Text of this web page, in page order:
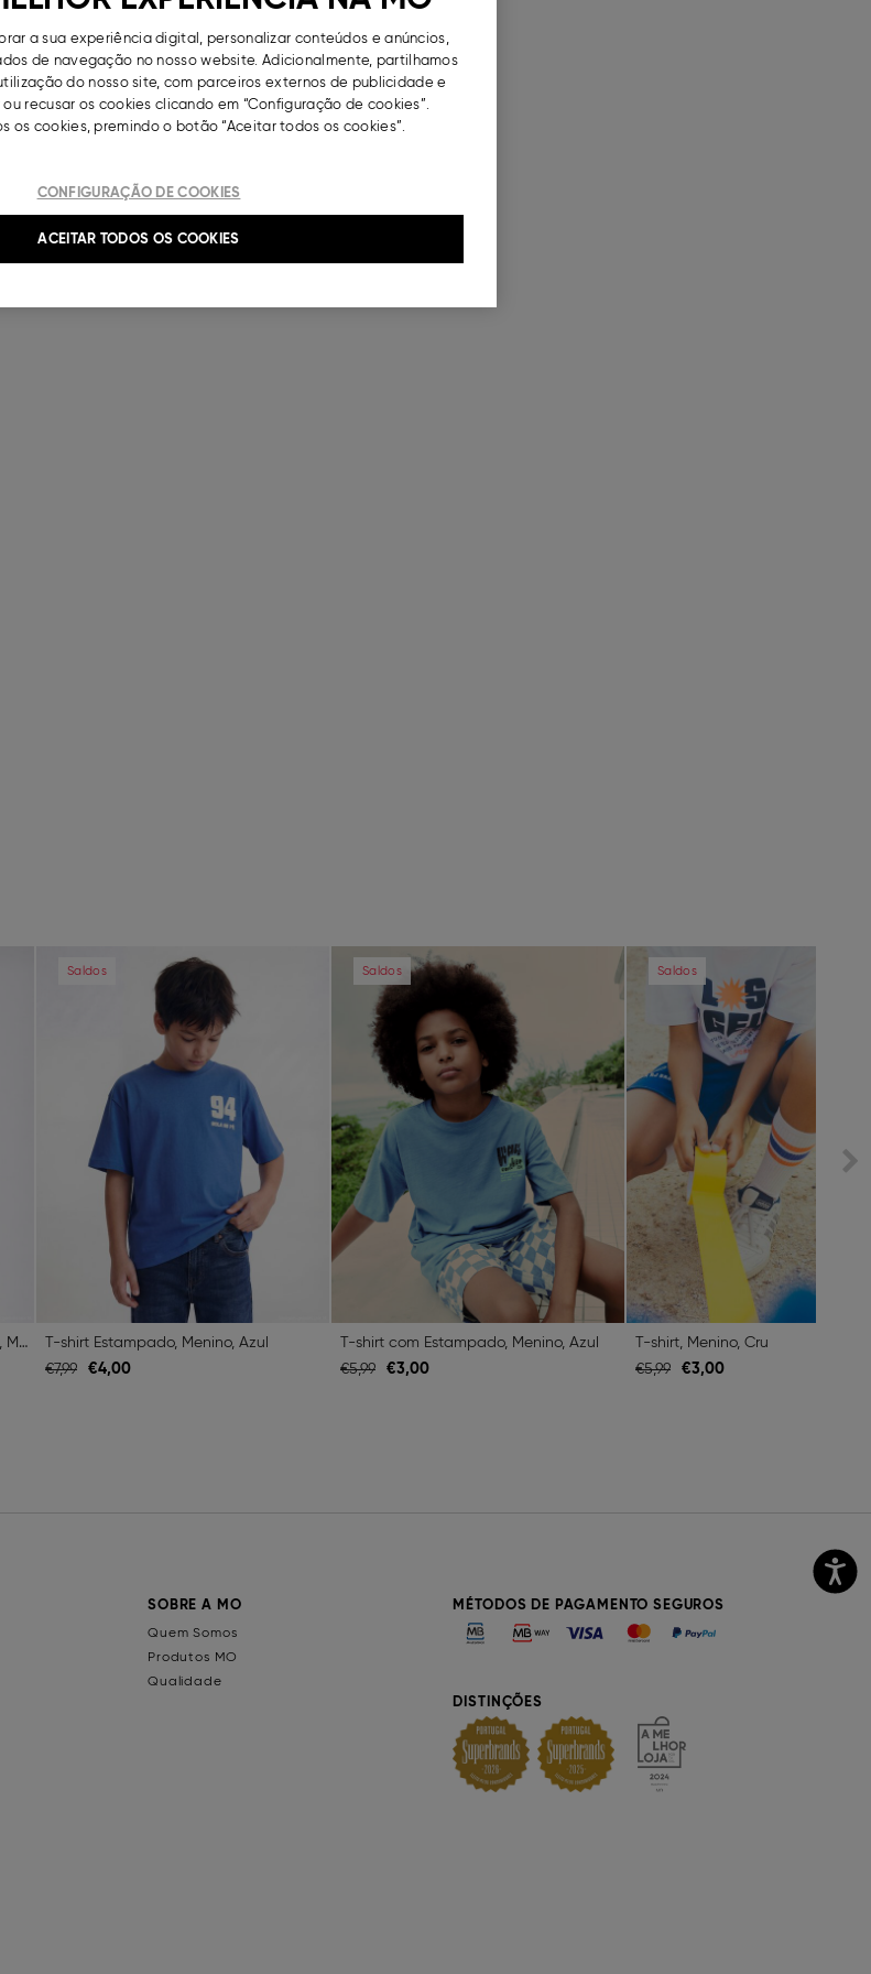
T-shirt Manga Comprida 'Minecraft', Menino, Branco
Saldos
T-shirt Estampado, Menino, Azul
€7,99 €4,00
Saldos
Previous Next
T-shirt com Estampado, Menino, Azul
€5,99 €3,00
Saldos
Previous
T-shirt, Menino, Cru
€5,99 €3,00
SOBRE A MO
Quem Somos
Produtos MO
Qualidade
MÉTODOS DE PAGAMENTO SEGUROS
DISTINÇÕES
a sua experiência digital, personalizar conteúdos e anúncios,
de navegação no nosso website. Adicionalmente, partilhamos
do nosso site, com parceiros externos de publicidade e
recusar os cookies clicando em “Configuração de cookies”.
os cookies, premindo o botão “Aceitar todos os cookies”.
CONFIGURAÇÃO DE COOKIES
ACEITAR TODOS OS COOKIES